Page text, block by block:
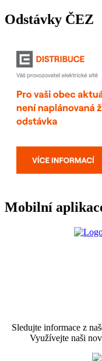
Odstávky ČEZ
Mobilní
Sledujte informace z
Využívejte naši